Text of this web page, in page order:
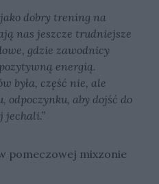
dobry trening na
nas jeszcze trudniejsze
gdzie zawodnicy
energią.
była, część nie, ale
odpoczynku, aby dojść do
jechali.”
pomeczowej mixzonie